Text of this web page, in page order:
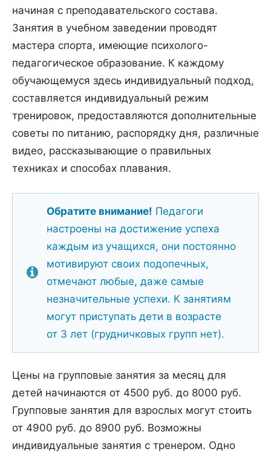
начиная с преподавательского состава.
Занятия в учебном заведении проводят
мастера спорта, имеющие психолого-
педагогическое образование. К каждому
обучающемуся здесь индивидуальный подход,
составляется индивидуальный режим
тренировок, предоставляются дополнительные
советы по питанию, распорядку дня, различные
видео, рассказывающие о правильных
техниках и способах плавания.
Обратите внимание! Педагоги
настроены на достижение успеха
каждым из учащихся, они постоянно
мотивируют своих подопечных,
отмечают любые, даже самые
незначительные успехи. К занятиям
могут приступать дети в возрасте
от 3 лет (грудничковых групп нет).
Цены на групповые занятия за месяц для
детей начинаются от 4500 руб. до 8000 руб.
Групповые занятия для взрослых могут стоить
от 4900 руб. до 8900 руб. Возможны
индивидуальные занятия с тренером. Одно